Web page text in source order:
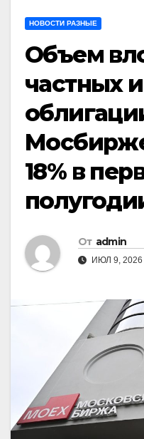
НОВОСТИ РАЗНЫЕ
Объем
частных
18% в
От admin
ИЮЛ 9, 2026